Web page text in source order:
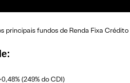
principais fundos de Renda Fixa Crédito
(249% do CDI)